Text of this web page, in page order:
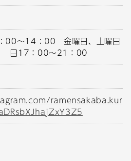
00～14：00 金曜日、土曜日
日17：00～21：00
ramensakaba.kur